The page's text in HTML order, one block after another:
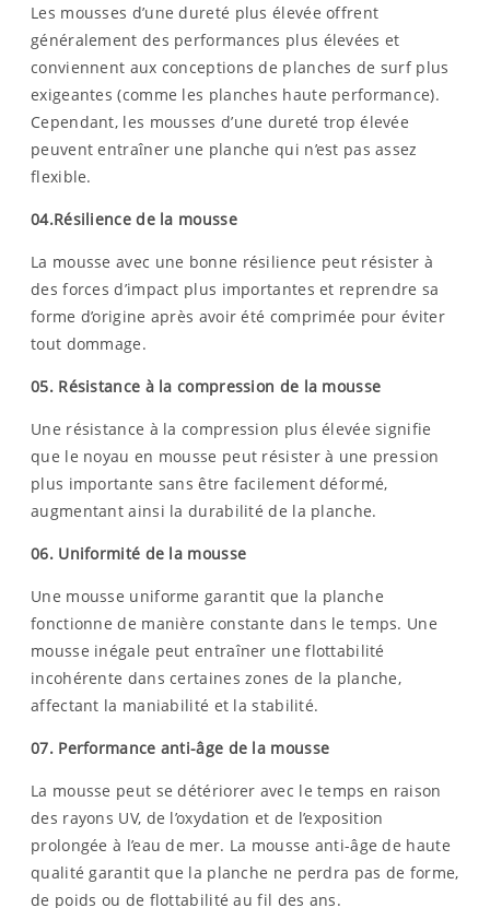
Les mousses d’une dureté plus élevée offrent
généralement des performances plus élevées et
conviennent aux conceptions de planches de surf plus
exigeantes (comme les planches haute performance).
Cependant, les mousses d’une dureté trop élevée
peuvent entraîner une planche qui n’est pas assez
flexible.
04.Résilience de la mousse
La mousse avec une bonne résilience peut résister à
des forces d’impact plus importantes et reprendre sa
forme d’origine après avoir été comprimée pour éviter
tout dommage.
05. Résistance à la compression de la mousse
Une résistance à la compression plus élevée signifie
que le noyau en mousse peut résister à une pression
plus importante sans être facilement déformé,
augmentant ainsi la durabilité de la planche.
06. Uniformité de la mousse
Une mousse uniforme garantit que la planche
fonctionne de manière constante dans le temps. Une
mousse inégale peut entraîner une flottabilité
incohérente dans certaines zones de la planche,
affectant la maniabilité et la stabilité.
07. Performance anti-âge de la mousse
La mousse peut se détériorer avec le temps en raison
des rayons UV, de l’oxydation et de l’exposition
prolongée à l’eau de mer. La mousse anti-âge de haute
qualité garantit que la planche ne perdra pas de forme,
de poids ou de flottabilité au fil des ans.